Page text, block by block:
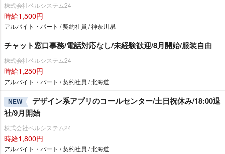
株式会社ベルシステム24
時給1,500円
アルバイト・パート / 契約社員 / 神奈川県
チャット窓口事務/電話対応なし/未経験歓迎/8月開始/服装自由
株式会社ベルシステム24
時給1,250円
アルバイト・パート / 契約社員 / 北海道
NEW
デザイン系アプリのコールセンター/土日祝休み/18:00退
社/9月開始
株式会社ベルシステム24
時給1,800円
アルバイト・パート / 契約社員 / 北海道